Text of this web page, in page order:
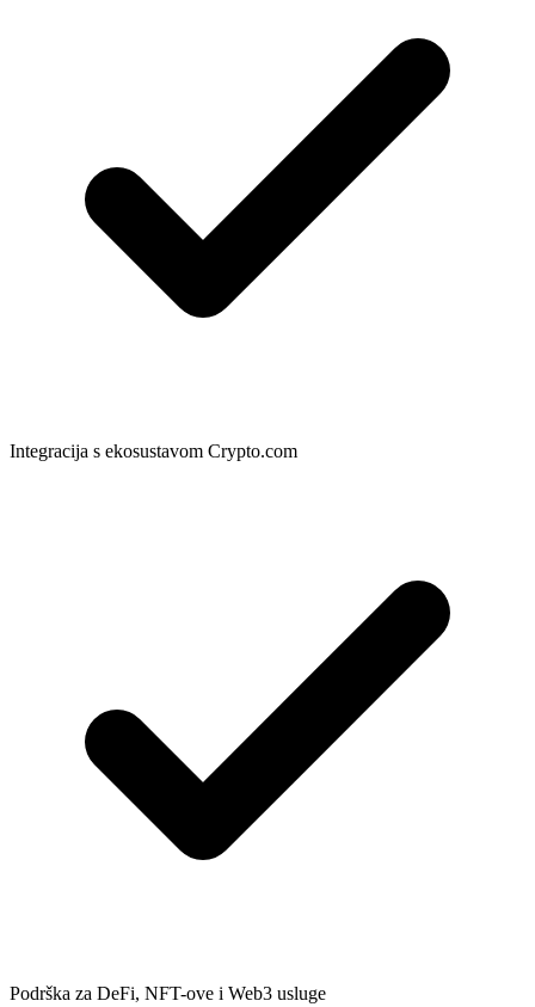
Integracija s ekosustavom Crypto.com
Podrška za DeFi, NFT-ove i Web3 usluge